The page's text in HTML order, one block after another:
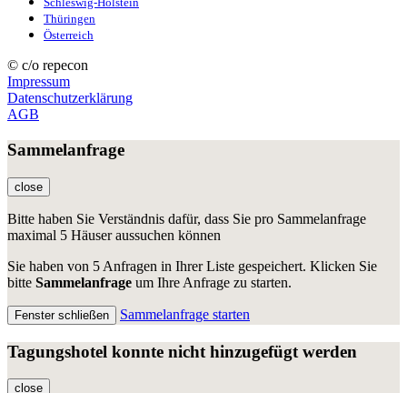
Thüringen
Österreich
© c/o repecon
Impressum
Datenschutzerklärung
AGB
Sammelanfrage
close
Bitte haben Sie Verständnis dafür, dass Sie pro Sammelanfrage
maximal 5 Häuser aussuchen können
Sie haben von 5 Anfragen in Ihrer Liste gespeichert. Klicken Sie
bitte Sammelanfrage um Ihre Anfrage zu starten.
Fenster schließen Sammelanfrage starten
Tagungshotel konnte nicht hinzugefügt werden
close